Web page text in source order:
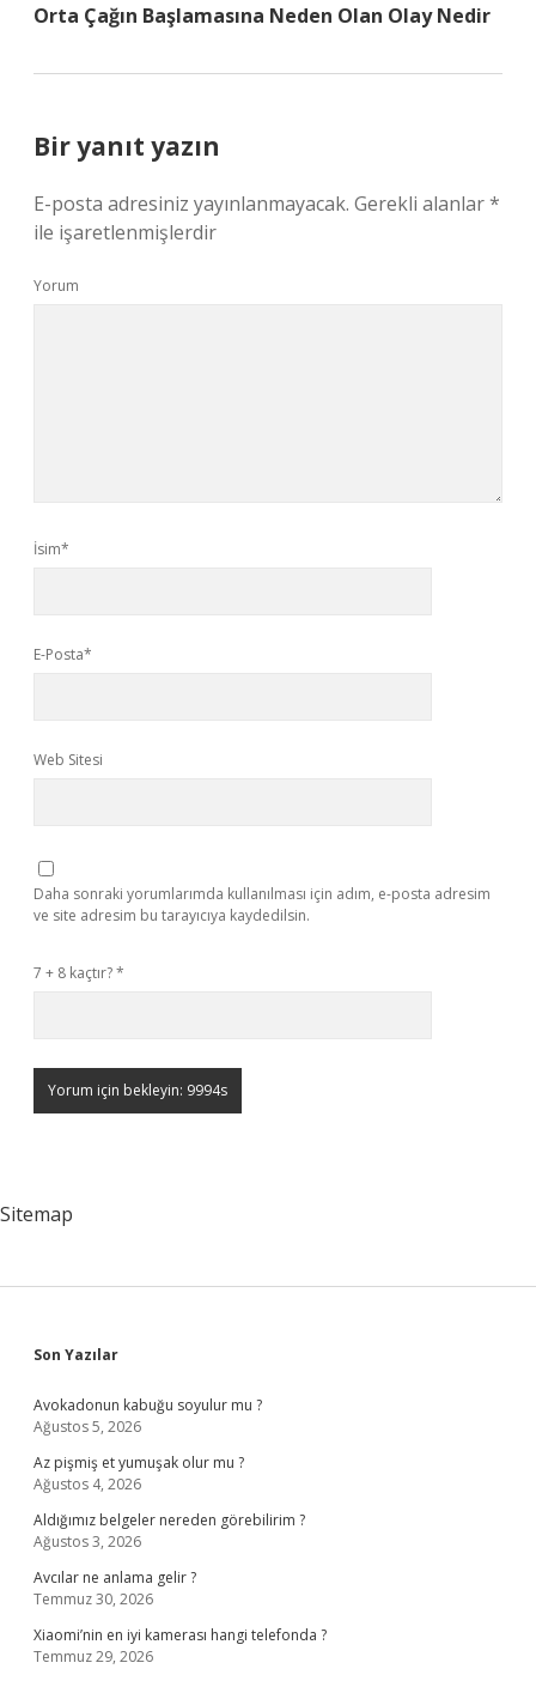
Orta Çağın Başlamasına Neden Olan Olay Nedir
Bir yanıt yazın
E-posta adresiniz yayınlanmayacak. Gerekli alanlar*
ile işaretlenmişlerdir
Yorum
İsim*
E-Posta*
Web Sitesi
Daha sonraki yorumlarımda kullanılması için adım, e-posta adresim
ve site adresim bu tarayıcıya kaydedilsin.
7 + 8 kaçtır?*
Sitemap
Sidebar
Son Yazılar
Avokadonun kabuğu soyulur mu ?
Ağustos 5, 2026
Az pişmiş et yumuşak olur mu ?
Ağustos 4, 2026
Aldığımız belgeler nereden görebilirim ?
Ağustos 3, 2026
Avcılar ne anlama gelir ?
Temmuz 30, 2026
Xiaomi’nin en iyi kamerası hangi telefonda ?
Temmuz 29, 2026